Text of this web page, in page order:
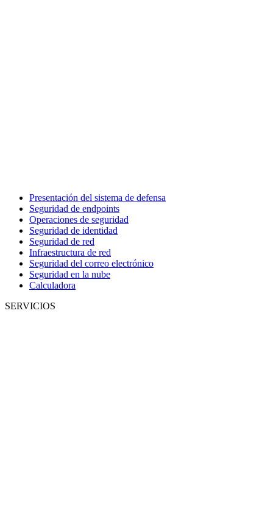
Presentación del sistema de defensa
Seguridad de endpoints
Operaciones de seguridad
Seguridad de identidad
Seguridad de red
Infraestructura de red
Seguridad del correo electrónico
Seguridad en la nube
Calculadora
SERVICIOS